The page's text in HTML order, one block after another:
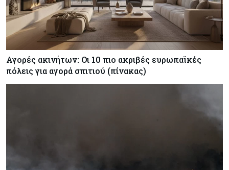
Αγορές ακινήτων: Οι 10 πιο ακριβές ευρωπαϊκές
πόλεις για αγορά σπιτιού (πίνακας)